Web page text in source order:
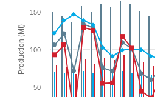
Production (Mt)
50
100
150